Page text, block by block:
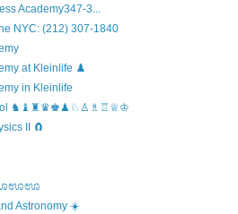
Academy347-3...
NYC: (212) 307-1840
at Kleinlife ♟️
in Kleinlife
♞♝♜♛♚♟♘♙♗♖♕♔
II 🧲
ಊಊಊ
Astronomy ☀️